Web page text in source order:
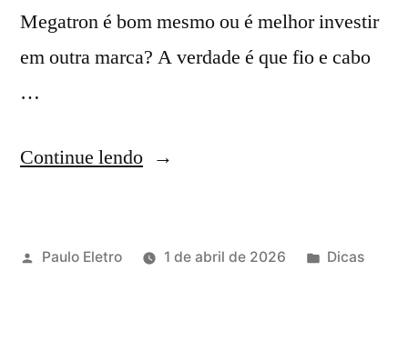
Megatron é bom mesmo ou é melhor investir
em outra marca? A verdade é que fio e cabo
…
Continue lendo“Cabo
elétrico
Publicado
Paulo Eletro 1 de abril de 2026
Publicado
Dicas